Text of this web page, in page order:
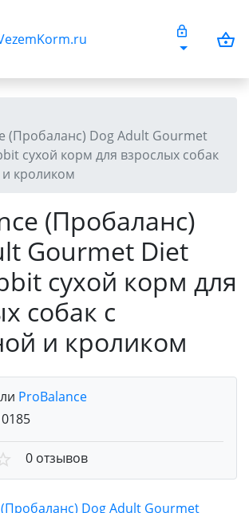
(Пробаланс) Dog Adult Gourmet
сухой корм для взрослых собак
кроликом
(Пробаланс)
Gourmet Diet
сухой корм для
собак с
и кроликом
ProBalance
0 отзывов